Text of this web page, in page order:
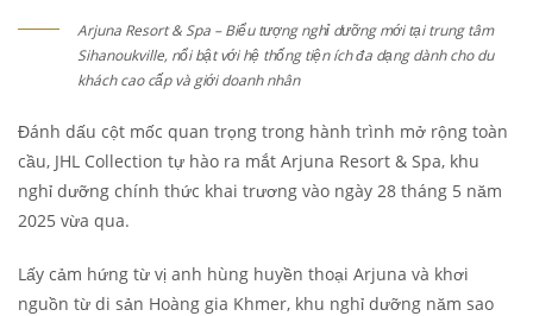
Arjuna Resort & Spa – Biểu tượng nghỉ dưỡng mới tại trung tâm
Sihanoukville, nổi bật với hệ thống tiện ích đa dạng dành cho du
khách cao cấp và giới doanh nhân
Đánh dấu cột mốc quan trọng trong hành trình mở rộng toàn
cầu, JHL Collection tự hào ra mắt Arjuna Resort & Spa, khu
nghỉ dưỡng chính thức khai trương vào ngày 28 tháng 5 năm
2025 vừa qua.
Lấy cảm hứng từ vị anh hùng huyền thoại Arjuna và khơi
nguồn từ di sản Hoàng gia Khmer, khu nghỉ dưỡng năm sao